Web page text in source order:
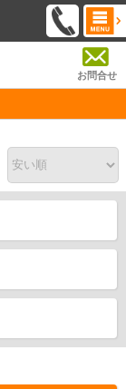
お問合せ